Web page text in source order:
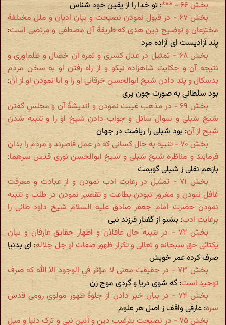
بخش ۶۶ - ***
: تو خدا را از یقین خود شناس
بخش ۶۷ - در قبول نمودن نصیحت و بیان ادیان و ملل مختلفۀ
مخترعان و توضیح دین هدی که طریقۀ آل مصطفی و مرتضی است:
پند آزادیست ای آزاده مرد
بخش ۶۸ - تمثیل در عدل کسری و ثمره آن خصال و ظلم‌آوری و
نتیجه آن و حکایت شاهزاده نیکو و از راه رفتن او به سخن مردم
بدسکال و پند دادن شیخ ابوالحسن خرقانی او را و ابا نمودن او از آن:
بود سلطانی به صورت چون پری
بخش ۶۹ - در مذهب غیبت نمودن و اندیشۀ آن و مجلس گفتن
شیخ شبلی و سؤال سائل و جواب دادن شیخ او را و تنبیه شدن
شیخ از آن: بود شبلی را ریاضت در جهان
بخش ۷۰ - تنبیه به حال کسانی که در عمل قاصرند و مردم را بدان
فرمایند و مناظره شیخ شبلی و شیخ ابوالحسن نوری قدس سرهما:
بازهم نقلی ز شبلی گویمت
بخش ۷۱ - تمثیل در رعایت ادب نمودن و از عبادت و معرفت
غافل نبودن و مغرور نبودن بطاعت و تقصیر نمودن در طلب و تنبیه
نمودن حضرت امام جعفر صادق علیه السلام شیخ داود طائی را
برعایت ادب: بشنو از گفتار فرزند نبی
بخش ۷۲ - در تنبیه حال غافلان و اظهار حقایق عارفان و بیان
یکتائی حق سبحانه و تعالی و تکرار ظهور صفات او جل جلاله: ای بدنیا
صرف کرده عمر خویش
بخش ۷۳ - در حقیقت معنی لا مؤثر في الوجود الا الله که صرف
توحید است: گه شوی دریا و گردی موج زن
بخش ۷۴ - در بیان خبر دادن از جلوۀ ظهور مولوی رومی قدس
سره: عارفی واقف ز اصل هر علوم
بخش ۷۵ - در نصیحت بترغیب دین و آئین نبی و ترک دنیا و میل